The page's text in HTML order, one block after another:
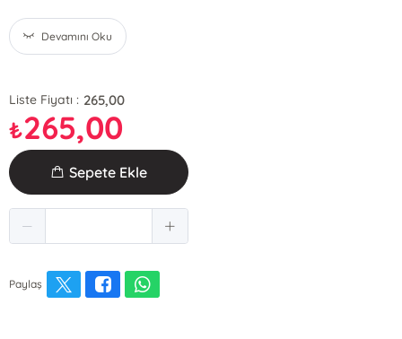
Devamını Oku
Liste Fiyatı : 265,00
₺265,00
Sepete Ekle
Paylaş